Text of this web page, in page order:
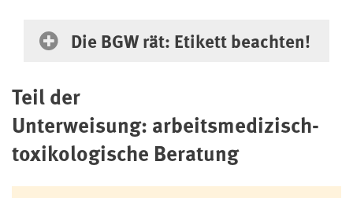
Tipp Die BGW rät: Etikett beachten!
Teil der
Unterweisung: arbeitsmedizisch-
toxikologische Beratung